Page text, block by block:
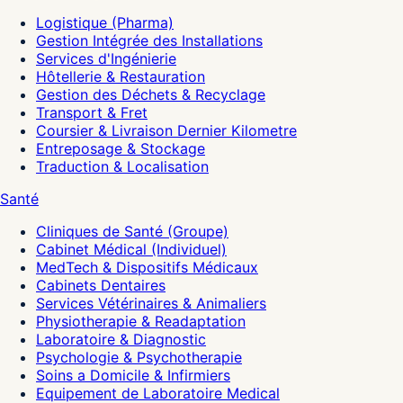
Logistique (Pharma)
Gestion Intégrée des Installations
Services d'Ingénierie
Hôtellerie & Restauration
Gestion des Déchets & Recyclage
Transport & Fret
Coursier & Livraison Dernier Kilometre
Entreposage & Stockage
Traduction & Localisation
Santé
Cliniques de Santé (Groupe)
Cabinet Médical (Individuel)
MedTech & Dispositifs Médicaux
Cabinets Dentaires
Services Vétérinaires & Animaliers
Physiotherapie & Readaptation
Laboratoire & Diagnostic
Psychologie & Psychotherapie
Soins a Domicile & Infirmiers
Equipement de Laboratoire Medical